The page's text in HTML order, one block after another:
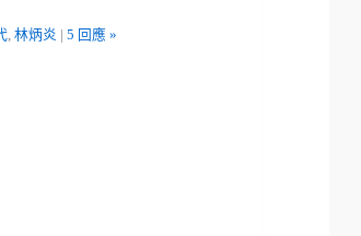
林炳炎 | 5 回應 »